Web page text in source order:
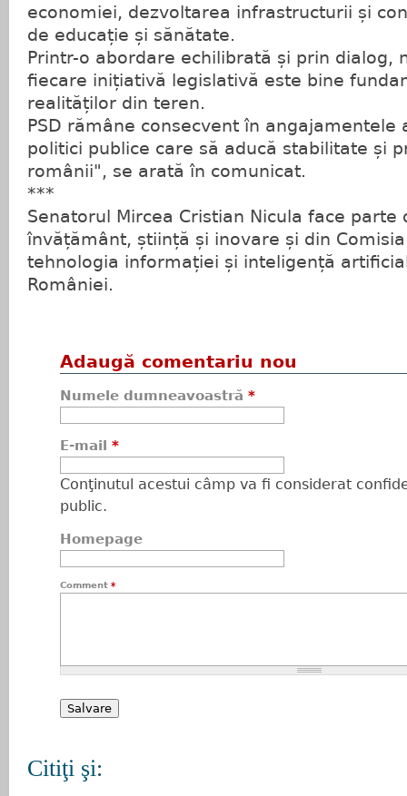
economiei, dezvoltarea infrastructurii și
de educație și sănătate.
Printr-o abordare echilibrată și prin dialog,
fiecare inițiativă legislativă este bine
realităților din teren.
PSD rămâne consecvent în
politici publice care să aducă stabilitate și
românii", se arată în comunicat.
***
Senatorul Mircea Cristian Nicula face parte
învățământ, știință și inovare și din
tehnologia informației și inteligență
României.
Adaugă comentariu nou
Numele dumneavoastră *
E-mail *
Conţinutul acestui câmp va fi considerat
public.
Homepage
Comment *
Citiţi şi: